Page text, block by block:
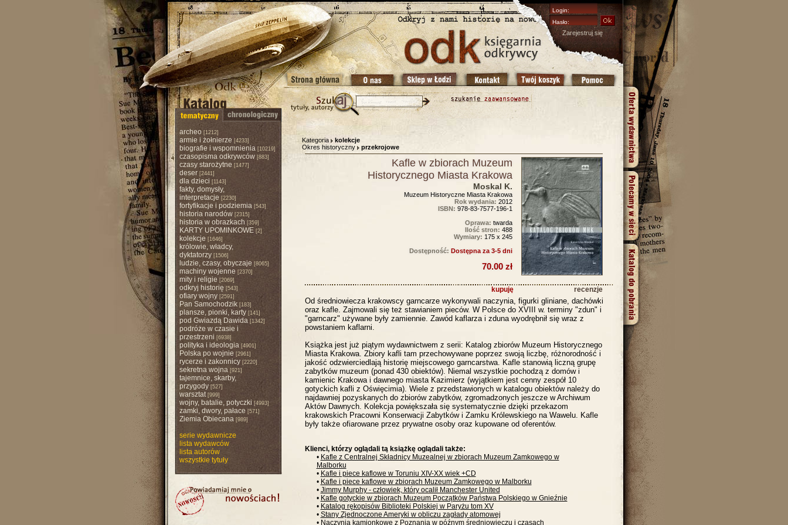
Zarejestruj się
archeo [1212]
armie i żołnierze [4233]
biografie i wspomnienia[10219]
czasopisma odkrywców[883]
czasy starożytne [1477]
deser[2441]
dla dzieci [1143]
fakty, domysły,
interpretacje [2230]
fortyfikacje i podziemia[543]
historia narodów[2315]
historia w obrazkach [359]
KARTY UPOMINKOWE[2]
kolekcje [1646]
królowie, władcy,
dyktatorzy[1506]
ludzie, czasy, obyczaje [8065]
machiny wojenne [2370]
mity i religie [2069]
odkryj historię[543]
ofiary wojny[2591]
Pan Samochodzik[183]
plansze, pionki, karty[141]
pod Gwiazdą Dawida[1342]
podróże w czasie i
przestrzeni [6938]
polityka i ideologia[4901]
Polska po wojnie [2961]
rycerze i zakonnicy[2220]
sekretna wojna[921]
tajemnice, skarby,
przygody[527]
warsztat[999]
wojny, batalie, potyczki [4993]
zamki, dwory, pałace [571]
Ziemia Obiecana[989]
serie wydawnicze
lista wydawców
lista autorów
wszystkie tytuły
Kategoria
kolekcje
Okres historyczny
przekrojowe
Kafle w zbiorach Muzeum
Historycznego Miasta Krakowa
Moskal K.
Muzeum Historyczne Miasta Krakowa
Rok wydania: 2012
ISBN: 978-83-7577-196-1
Oprawa: twarda
Ilość stron: 488
Wymiary: 175 x 245
Dostępność: Dostępna za 3-5 dni
70.00 zł
kupuję recenzje
Od średniowiecza krakowscy garncarze wykonywali naczynia, figurki gliniane, dachówki
oraz kafle. Zajmowali się też stawianiem pieców. W Polsce do XVIII w. terminy "zdun" i
"garncarz" używane były zamiennie. Zawód kaflarza i zduna wyodrębnił się wraz z
powstaniem kaflarni.
Książka jest już piątym wydawnictwem z serii: Katalog zbiorów Muzeum Historycznego
Miasta Krakowa. Zbiory kafli tam przechowywane poprzez swoją liczbę, różnorodność i
jakość odzwierciedlają historię miejscowego garncarstwa. Kafle stanowią liczną grupę
zabytków muzeum (ponad 430 obiektów). Niemal wszystkie pochodzą z domów i
kamienic Krakowa i dawnego miasta Kazimierz (wyjątkiem jest cenny zespół 10
gotyckich kafli z Oświęcimia). Wiele z przedstawionych w katalogu obiektów należy do
najdawniej pozyskanych do zbiorów zabytków, zgromadzonych jeszcze w Archiwum
Aktów Dawnych. Kolekcja powiększała się systematycznie dzięki przekazom
krakowskich Pracowni Konserwacji Zabytków i Zamku Królewskiego na Wawelu. Kafle
były także ofiarowane przez prywatne osoby oraz kupowane od oferentów.
Klienci, którzy oglądali tą książkę oglądali także:
• Kafle z Centralnej Składnicy Muzealnej w zbiorach Muzeum Zamkowego w
Malborku
• Kafle i piece kaflowe w Toruniu XIV-XX wiek +CD
• Kafle i piece kaflowe w zbiorach Muzeum Zamkowego w Malborku
• Jimmy Murphy - człowiek, który ocalił Manchester United
• Kafle gotyckie w zbiorach Muzeum Początków Państwa Polskiego w Gnieźnie
• Katalog rękopisów Biblioteki Polskiej w Paryżu tom XV
• Stany Zjednoczone Ameryki w obliczu zagłady atomowej
• Naczynia kamionkowe z Poznania w późnym średniowieczu i czasach